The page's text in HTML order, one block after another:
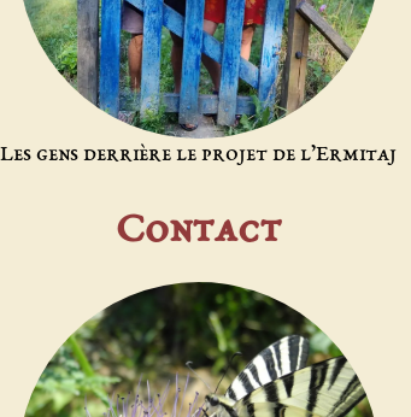
Les gens derrière le projet de l’Ermitaj
Contact